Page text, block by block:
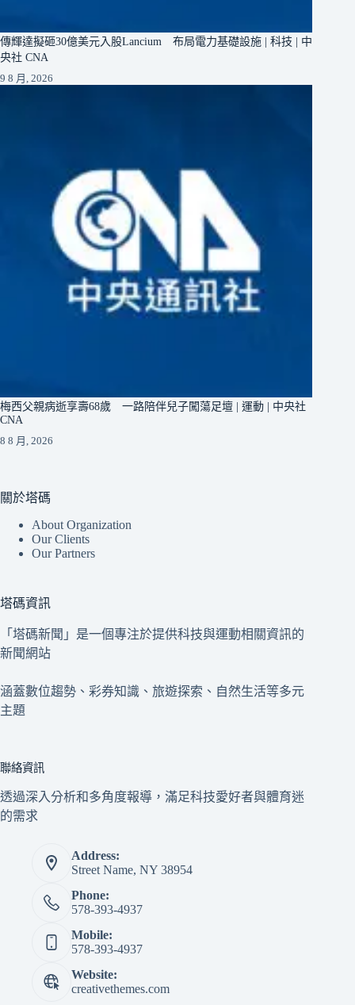
傳輝達擬砸30億美元入股Lancium 布局電力基礎設施 | 科技 | 中
央社 CNA
9 8 月, 2026
梅西父親病逝享壽68歲 一路陪伴兒子闖蕩足壇 | 運動 | 中央社
CNA
8 8 月, 2026
關於塔碼
About Organization
Our Clients
Our Partners
塔碼資訊
「塔碼新聞」是一個專注於提供科技與運動相關資訊的
新聞網站
涵蓋數位趨勢、彩券知識、旅遊探索、自然生活等多元
主題
聯絡資訊
透過深入分析和多角度報導，滿足科技愛好者與體育迷
的需求
Address:
Street Name, NY 38954
Phone:
578-393-4937
Mobile:
578-393-4937
Website:
creativethemes.com